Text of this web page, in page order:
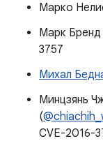
Марко
Марк
3757
Михал
Минцзянь
(
CVE-2016-